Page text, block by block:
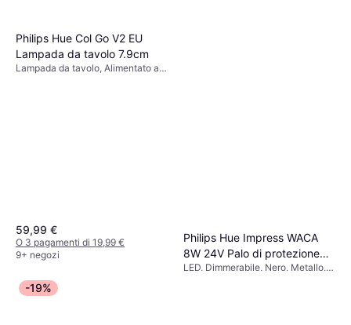
Philips Hue Col Go V2 EU
Lampada da tavolo 7.9cm
Lampada da tavolo, Alimentato a
59,99 €
O 3 pagamenti di 19,99 €
9+ negozi
Philips Hue Impress WACA
8W 24V Palo di protezione
77cm
LED, Dimmerabile, Nero, Metallo,
-19%